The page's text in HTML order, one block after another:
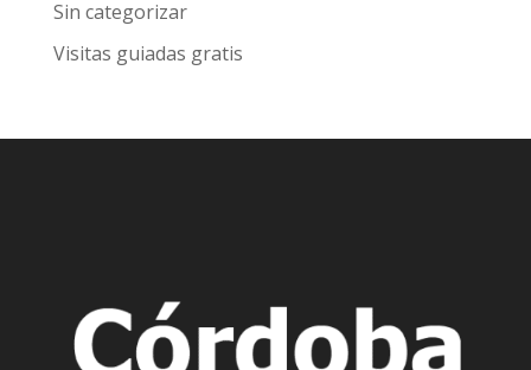
Sin categorizar
Visitas guiadas gratis